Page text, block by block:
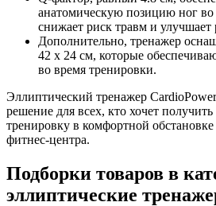
анатомическую позицию ног во
снижает риск травм и улучшает
Дополнительно, тренажер
42 х 24 см, которые
во время тренировки.
Эллиптический тренажер
решение для всех, кто хочет
тренировку в комфортной
фитнес-центра.
Подборки товаров в
эллиптические